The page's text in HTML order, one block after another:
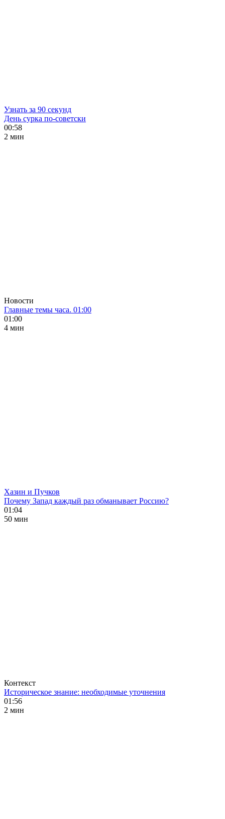
Узнать за 90 секунд
День сурка по-советски
00:58
2 мин
Новости
Главные темы часа. 01:00
01:00
4 мин
Хазин и Пучков
Почему Запад каждый раз обманывает Россию?
01:04
50 мин
Контекст
Историческое знание: необходимые уточнения
01:56
2 мин